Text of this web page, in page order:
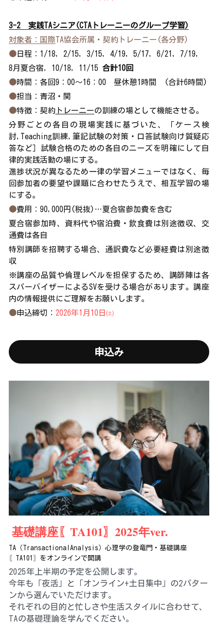
3-2　実践TAシニア(CTAトレーニーのグループ学習)
対象者：国際TA協会所属・契約トレーニー(各分野)
●日程：1/18, 2/15, 3/15, 4/19, 5/17, 6/21,
7/19,
8月夏合宿, 10/18, 11/15 合計10回
●時間：各回9：00～16：00　昼休憩1時間　(合計6時間)
●担当：青沼・関
●特徴：契約トレーニーの訓練の場として機能させる。
分野ごとの各自の現場実践に基づいた、「ケース検
討,Teaching訓練,筆記試験の対策・口答試験向け質疑応
答など］試験合格のための各自のニーズを明確にして自
律的実践活動の場にする。
進捗状況が異なるため一律の学習メニューではなく、毎
回参加者の要望や課題に合わせたうえで、相互学習の場
にする。
●費用：90,000円(税抜)…夏合宿参加費を含む
夏合宿参加時、資料代や宿泊費・飲食費は別途徴収、交
通費は各自
特別講師を招聘する場合、通訳費など必要経費は別途徴
収
※講座の品質や倫理レベルを担保するため、講師陣は各
スパーバイザーによるSVを受ける場合があります。講座
内の情報提供にご理解をお願いします。
●申込締切 ： 2026年1月10日㈯
申込み
基礎講座〖TA101〗2025年ver.
TA（TransactionalAnalysis）心理学の登竜門・基礎講座
〖TA101〗をオンラインで開講
2025年上半期の予定を公開します。
今年も「夜活」と「オンライン+土日集中」の2パター
ンから選んでいただけます。
それぞれの目的と忙しさや生活スタイルに合わせて、
TAの基礎理論を学んでください。